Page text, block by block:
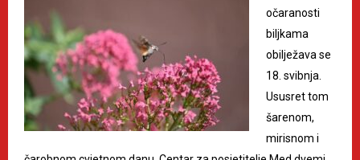
očaranosti
biljkama
obilježava se
18. svibnja.
Ususret tom
šarenom,
mirisnom i